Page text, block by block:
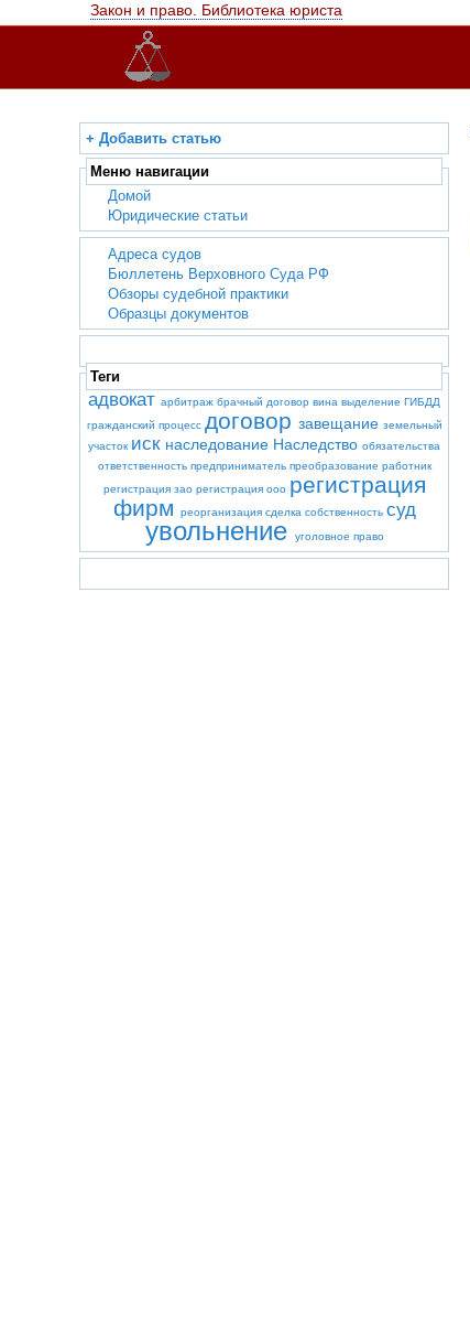
Закон и право. Библиотека юриста
+ Добавить статью
Меню навигации
Домой
Юридические статьи
Адреса судов
Бюллетень Верховного Суда РФ
Обзоры судебной практики
Образцы документов
Теги
адвокат арбитраж брачный договор вина выделение ГИБДД
гражданский процесс договор завещание земельный
участок иск наследование Наследство обязательства
ответственность предприниматель преобразование работник
регистрация зао регистрация ооо регистрация
фирм
реорганизация сделка собственность суд
увольнение уголовное право